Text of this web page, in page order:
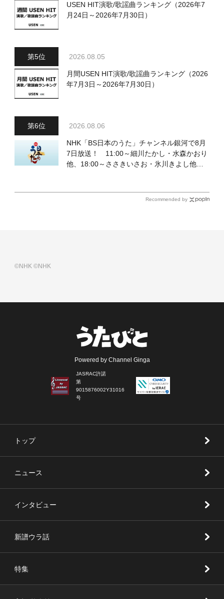
USEN HIT演歌/歌謡曲ランキング（2026年7
月24日～2026年7月30日）
2026.08.05
月間USEN HIT演歌/歌謡曲ランキング（2026
年7月3日～2026年7月30日）
2026.08.06
NHK「BS日本のうた」チャンネル銀河で8月
7日放送！ 11:00～細川たかし・水森かおり
他、18:00～ささきいさお・氷川きよし他登
Recommended by
©NHK©NHK
Powered by Channel Ginga
JASRAC許諾
第
9015876002Y31016
号
トップ
ニュース
インタビュー
新譜ウラ話
特集